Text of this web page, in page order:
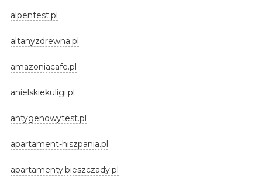
alpentest.pl
altanyzdrewna.pl
amazoniacafe.pl
anielskiekuligi.pl
antygenowytest.pl
apartament-hiszpania.pl
apartamenty.bieszczady.pl